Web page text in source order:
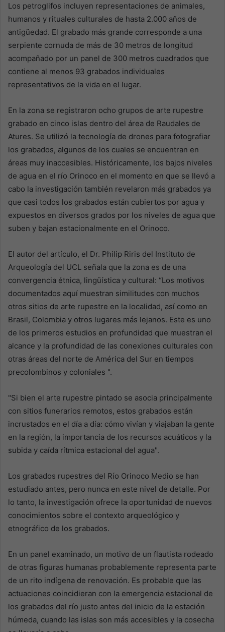
Los petroglifos incluyen representaciones de animales,
humanos y rituales culturales de hasta 2.000 años de
antigüedad. El grabado más grande corresponde a una
serpiente cornuda de más de 30 metros de longitud
acompañado por un panel de 300 metros cuadrados que
contiene al menos 93 grabados individuales
representativos de la vida en el lugar.
En la zona se registraron ocho grupos de arte rupestre
grabado en cinco islas dentro del área de Raudales de
Atures. Se utilizó la tecnología de drones para fotografiar
los grabados, algunos de los cuales se encuentran en
áreas muy inaccesibles. Históricamente, los bajos niveles
de agua en el río Orinoco en el momento en que se llevó a
cabo la investigación también revelaron más grabados ya
que casi todos los grabados están cubiertos por agua y
expuestos en diversos grados por los niveles de agua que
suben y bajan estacionalmente en el Orinoco.
El autor del artículo, el Dr. Philip Riris del Instituto de
Arqueología del UCL señala que la zona es de una
convergencia étnica, lingüística y cultural: “Los motivos
documentados aquí muestran similitudes con muchos
otros sitios de arte rupestre en la localidad, así como en
Brasil, Colombia y otros lugares más lejanos. Este es uno
de los primeros estudios en profundidad que muestran el
alcance y la profundidad de las conexiones culturales con
otras áreas del norte de América del Sur en tiempos
precolombinos y coloniales ".
"Si bien el arte rupestre pintado se asocia principalmente
con sitios funerarios remotos, estos grabados están
incrustados en el día a día: cómo vivían y viajaban la gente
en la región, la importancia de los recursos acuáticos y la
subida y caída rítmica estacional del agua".
Los grabados rupestres del Río Orinoco Medio se han
estudiado antes, pero nunca en este nivel de detalle. Por
lo tanto, la investigación ofrece la oportunidad de nuevos
conocimientos sobre el contexto arqueológico y
etnográfico de los grabados.
En un panel examinado, un motivo de un flautista rodeado
de otras figuras humanas probablemente representa parte
de un rito indígena de renovación. Es probable que las
actuaciones coincidieran con la emergencia estacional de
los grabados del río justo antes del inicio de la estación
húmeda, cuando las islas son más accesibles y la cosecha